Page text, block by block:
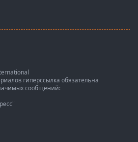
гиперссылка обязательна
сообщений: